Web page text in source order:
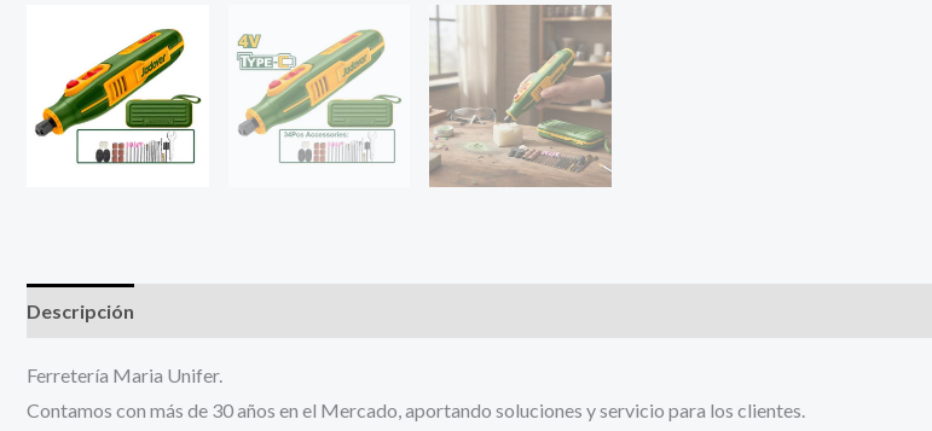
Descripción
Ferretería Maria Unifer.
Contamos con más de 30 años en el Mercado, aportando soluciones y servicio para los clientes.